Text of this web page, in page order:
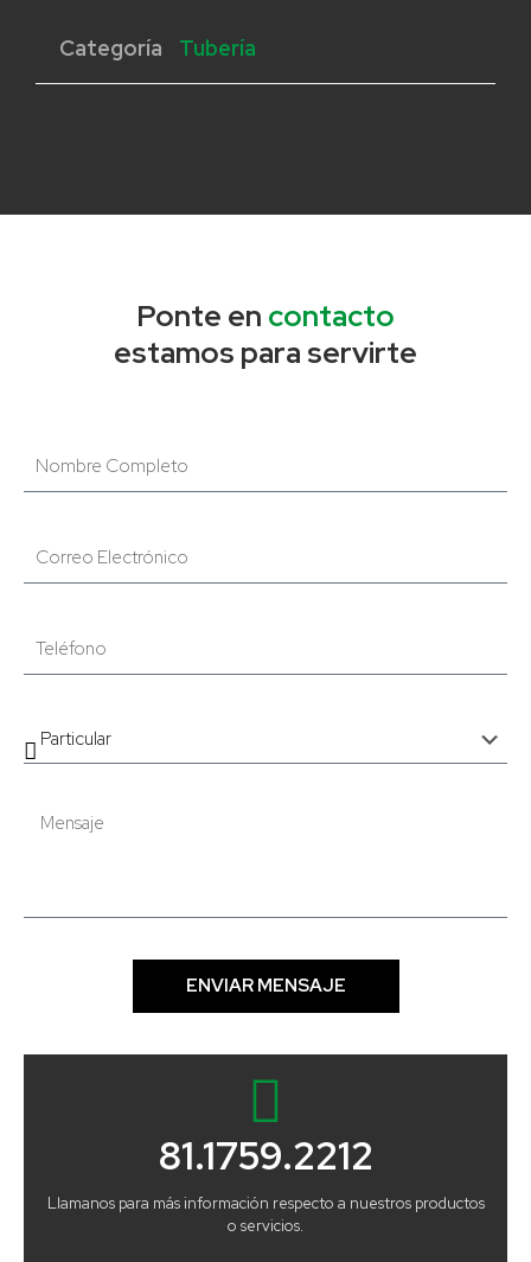
Categoría Tubería
Ponte en contacto
estamos para servirte
ENVIAR MENSAJE
81.1759.2212
Llamanos para más información respecto a nuestros productos
o servicios.